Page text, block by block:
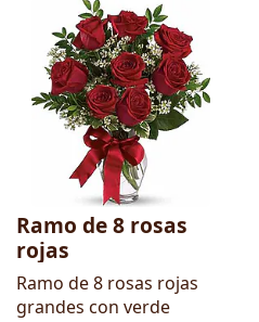
Ramo de 8 rosas
rojas
Ramo de 8 rosas rojas
grandes con verde